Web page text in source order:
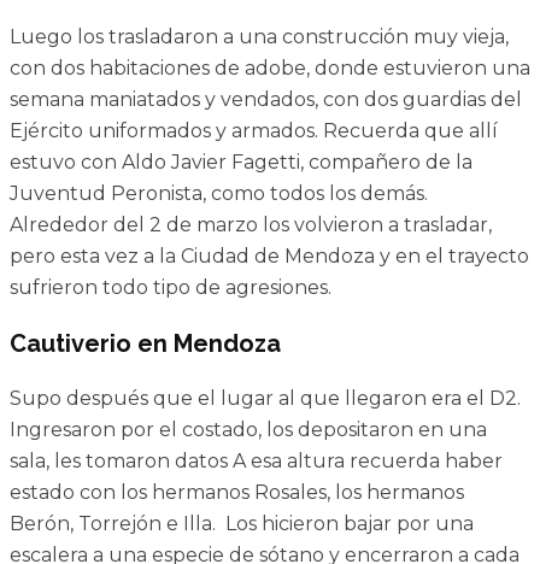
Luego los trasladaron a una construcción muy vieja,
con dos habitaciones de adobe, donde estuvieron una
semana maniatados y vendados, con dos guardias del
Ejército uniformados y armados. Recuerda que allí
estuvo con Aldo Javier Fagetti, compañero de la
Juventud Peronista, como todos los demás.
Alrededor del 2 de marzo los volvieron a trasladar,
pero esta vez a la Ciudad de Mendoza y en el trayecto
sufrieron todo tipo de agresiones.
Cautiverio en Mendoza
Supo después que el lugar al que llegaron era el D2.
Ingresaron por el costado, los depositaron en una
sala, les tomaron datos A esa altura recuerda haber
estado con los hermanos Rosales, los hermanos
Berón, Torrejón e Illa. Los hicieron bajar por una
escalera a una especie de sótano y encerraron a cada